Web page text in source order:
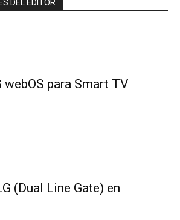
DEL EDITOR
webOS para Smart TV
(Dual Line Gate) en